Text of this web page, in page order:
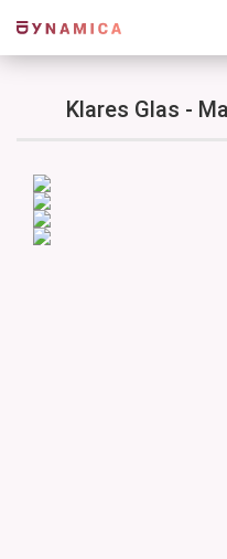
Klares Glas -